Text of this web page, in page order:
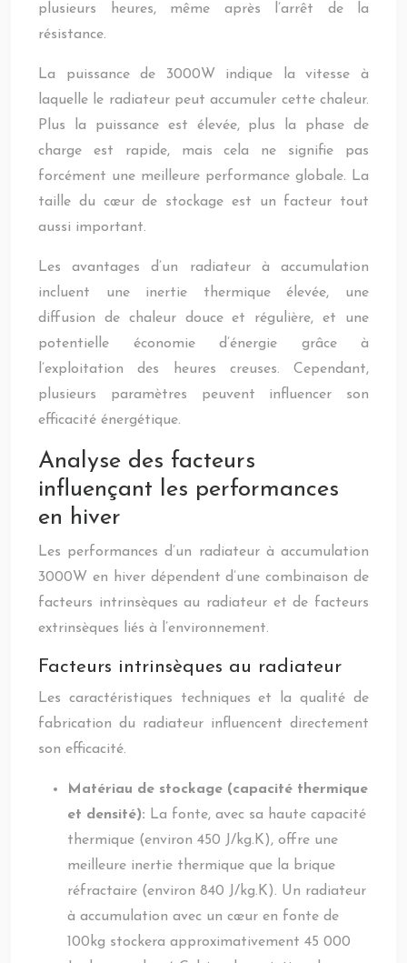
plusieurs heures, même après l’arrêt de la
résistance.
La puissance de 3000W indique la vitesse à
laquelle le radiateur peut accumuler cette chaleur.
Plus la puissance est élevée, plus la phase de
charge est rapide, mais cela ne signifie pas
forcément une meilleure performance globale. La
taille du cœur de stockage est un facteur tout
aussi important.
Les avantages d’un radiateur à accumulation
incluent une inertie thermique élevée, une
diffusion de chaleur douce et régulière, et une
potentielle économie d’énergie grâce à
l’exploitation des heures creuses. Cependant,
plusieurs paramètres peuvent influencer son
efficacité énergétique.
Analyse des facteurs
influençant les performances
en hiver
Les performances d’un radiateur à accumulation
3000W en hiver dépendent d’une combinaison de
facteurs intrinsèques au radiateur et de facteurs
extrinsèques liés à l’environnement.
Facteurs intrinsèques au radiateur
Les caractéristiques techniques et la qualité de
fabrication du radiateur influencent directement
son efficacité.
Matériau de stockage (capacité thermique
et densité): La fonte, avec sa haute capacité
thermique (environ 450 J/kg.K), offre une
meilleure inertie thermique que la brique
réfractaire (environ 840 J/kg.K). Un radiateur
à accumulation avec un cœur en fonte de
100kg stockera approximativement 45 000